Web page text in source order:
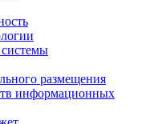
размещения
информационных